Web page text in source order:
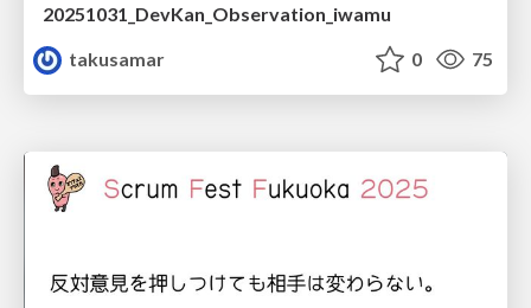
20251031_DevKan_Observation_iwamu
takusamar
0 75